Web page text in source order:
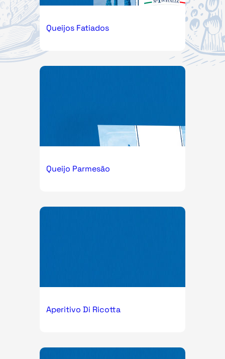
Queijos Fatiados
Queijo Parmesão
Aperitivo Di Ricotta